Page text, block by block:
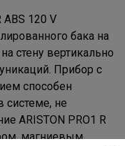
ABS 120 V
бака на
стену вертикально
Прибор с
способен
системе, не
ARISTON PRO1 R
магниевым